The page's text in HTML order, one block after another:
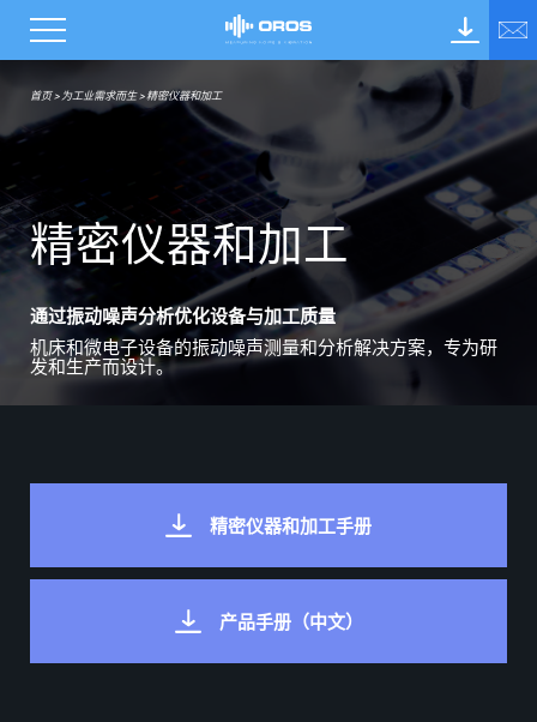
首页> 为工业需求而生>精密仪器和加工
精密仪器和加工
通过振动噪声分析优化设备与加工质量
机床和微电子设备的振动噪声测量和分析解决方案， 专为研
发和生产而设计。
精密仪器和加工手册
产品手册（中文）